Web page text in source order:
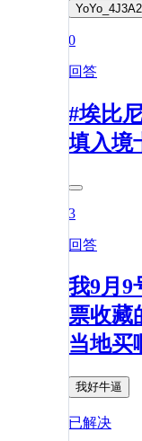
0
回答
#埃比
填入境
3
回答
我9月9
票收藏
当地买
我好牛逼
已解决